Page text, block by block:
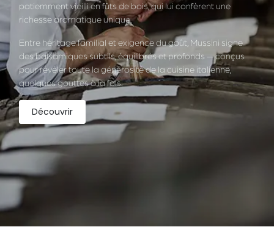
patiemment vieilli en fûts de bois, qui lui confèrent une
richesse aromatique unique.
Entre héritage familial et exigence du goût, Mussini signe
des balsamiques subtils, équilibrés et profonds — conçus
pour révéler toute la générosité de la cuisine italienne,
quelques gouttes à la fois.
Découvrir